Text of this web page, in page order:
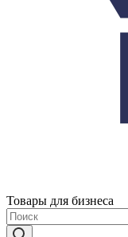
Товары для бизнеса